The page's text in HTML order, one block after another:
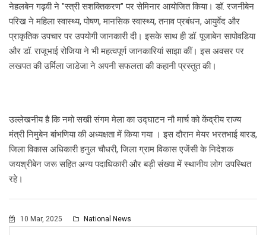
नेहलबेन गढ़वी ने "स्त्री सशक्तिकरण" पर सेमिनार आयोजित किया। डॉ. रजनीबेन
परिख ने महिला स्वास्थ्य, पोषण, मानसिक स्वास्थ्य, तनाव प्रबंधन, आयुर्वेद और
प्राकृतिक उपचार पर उपयोगी जानकारी दी। इसके साथ ही डॉ. पूजाबेन सापोवडिया
और डॉ. राजूभाई रोजिया ने भी महत्वपूर्ण जानकारियां साझा कीं। इस अवसर पर
लखपत की उर्मिला जाडेजा ने अपनी सफलता की कहानी प्रस्तुत की।
उल्लेखनीय है कि नमो सखी संगम मेला का उद्घाटन नौ मार्च को केंद्रीय राज्य
मंत्री निमुबेन बांभणिया की अध्यक्षता में किया गया । इस दौरान मेयर भरतभाई बारड,
जिला विकास अधिकारी हनुल चौधरी, जिला ग्राम विकास एजेंसी के निदेशक
जयश्रीबेन जरू सहित अन्य पदाधिकारी और बड़ी संख्या में स्थानीय लोग उपस्थित
रहे।
10 Mar, 2025 National News